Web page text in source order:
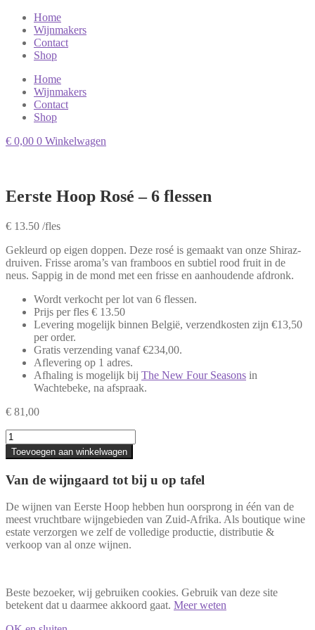
Home
Wijnmakers
Contact
Shop
Home
Wijnmakers
Contact
Shop
€ 0,00 0 Winkelwagen
Eerste Hoop Rosé– 6 flessen
€ 13.50 /fles
Gekleurd op eigen doppen. Deze rosé is gemaakt van onze Shiraz-
druiven. Frisse aroma’s van framboos en subtiel rood fruit in de
neus. Sappig in de mond met een frisse en aanhoudende afdronk.
Wordt verkocht per lot van 6 flessen.
Prijs per fles € 13.50
Levering mogelijk binnen België, verzendkosten zijn €13,50
per order.
Gratis verzending vanaf €234,00.
Aflevering op 1 adres.
Afhaling is mogelijk bij The New Four Seasons in
Wachtebeke, na afspraak.
€ 81,00
Eerste
Hoop
Rosé
–
6
aantal
Toevoegen aan winkelwagen
Van de wijngaard tot bij u op tafel
De wijnen van Eerste Hoop hebben hun oorsprong in één van de
meest vruchtbare wijngebieden van Zuid-Afrika. Als boutique wine
estate verzorgen we zelf de volledige productie, distributie &
verkoop van al onze wijnen.
Beste bezoeker, wij gebruiken cookies. Gebruik van deze site
betekent dat u daarmee akkoord gaat. Meer weten